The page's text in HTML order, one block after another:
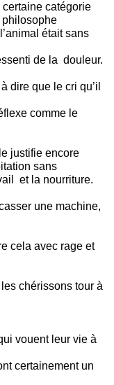
certaine catégorie
philosophe
était sans
de la douleur.
dire que le cri qu’il
comme le
justifie encore
sans
et la nourriture.
une machine,
cela avec rage et
chérissons tour à
vouent leur vie à
certainement un